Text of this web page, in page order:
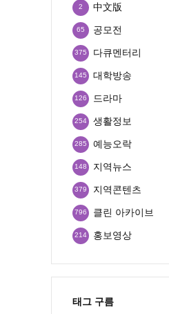
中文版
2
공모전
65
다큐멘터리
375
대학방송
145
드라마
126
생활정보
254
예능오락
285
지역뉴스
148
지역콘텐츠
379
클린 아카이브
796
홍보영상
214
태그 구름